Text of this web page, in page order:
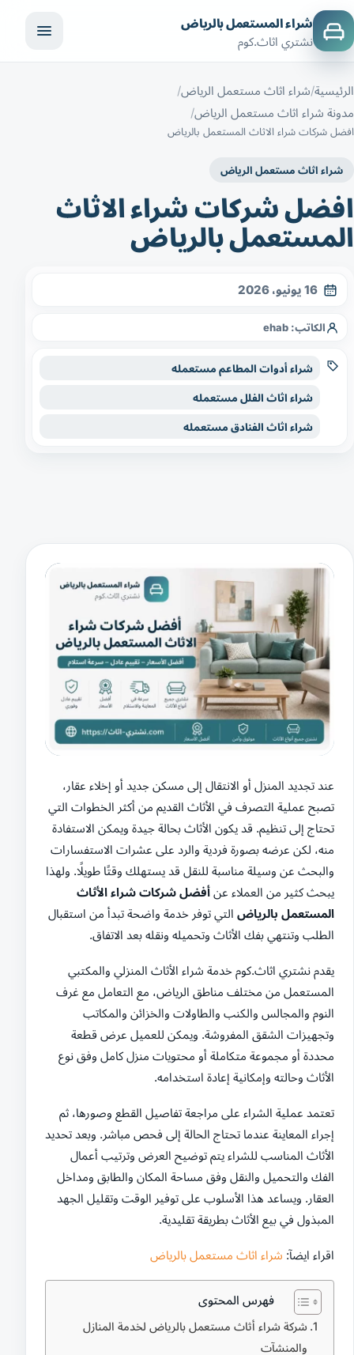
شراء المستعمل بالرياض
نشتري اثاث.كوم
الرئيسية شراء اثاث مستعمل الرياض
مدونة شراء اثاث مستعمل الرياض
افضل شركات شراء الاثاث المستعمل بالرياض
شراء اثاث مستعمل الرياض
افضل شركات شراء الاثاث
المستعمل بالرياض
16 يونيو، 2026
الكاتب: ehab
شراء أدوات المطاعم مستعمله
شراء اثاث الفلل مستعمله
شراء اثاث الفنادق مستعمله
عند تجديد المنزل أو الانتقال إلى مسكن جديد أو إخلاء عقار،
تصبح عملية التصرف في الأثاث القديم من أكثر الخطوات التي
تحتاج إلى تنظيم. قد يكون الأثاث بحالة جيدة ويمكن الاستفادة
منه، لكن عرضه بصورة فردية والرد على عشرات الاستفسارات
والبحث عن وسيلة مناسبة للنقل قد يستهلك وقتًا طويلًا. ولهذا
يبحث كثير من العملاء عن أفضل شركات شراء الأثاث
المستعمل بالرياض التي توفر خدمة واضحة تبدأ من استقبال
الطلب وتنتهي بفك الأثاث وتحميله ونقله بعد الاتفاق.
يقدم نشتري اثاث.كوم خدمة شراء الأثاث المنزلي والمكتبي
المستعمل من مختلف مناطق الرياض، مع التعامل مع غرف
النوم والمجالس والكنب والطاولات والخزائن والمكاتب
وتجهيزات الشقق المفروشة. ويمكن للعميل عرض قطعة
محددة أو مجموعة متكاملة أو محتويات منزل كامل وفق نوع
الأثاث وحالته وإمكانية إعادة استخدامه.
تعتمد عملية الشراء على مراجعة تفاصيل القطع وصورها، ثم
إجراء المعاينة عندما تحتاج الحالة إلى فحص مباشر. وبعد تحديد
الأثاث المناسب للشراء يتم توضيح العرض وترتيب أعمال
الفك والتحميل والنقل وفق مساحة المكان والطابق ومداخل
العقار. ويساعد هذا الأسلوب على توفير الوقت وتقليل الجهد
المبذول في بيع الأثاث بطريقة تقليدية.
اقراء ايضآ: شراء اثاث مستعمل بالرياض
فهرس المحتوى
شركة شراء أثاث مستعمل بالرياض لخدمة المنازل
والمنشآت